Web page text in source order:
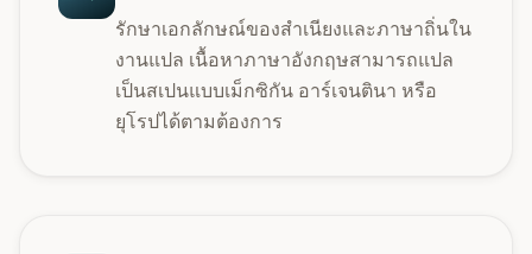
รักษาเอกลักษณ์ของสำเนียงและภาษาถิ่นใน
งานแปล เนื้อหาภาษาอังกฤษสามารถแปล
เป็นสเปนแบบเม็กซิกัน อาร์เจนตินา หรือ
ยุโรปได้ตามต้องการ